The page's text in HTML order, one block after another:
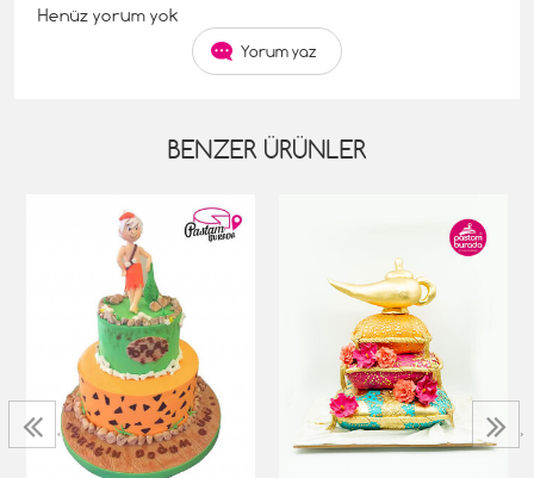
Henüz yorum yok
Yorum yaz
BENZER ÜRÜNLER
‹ ›